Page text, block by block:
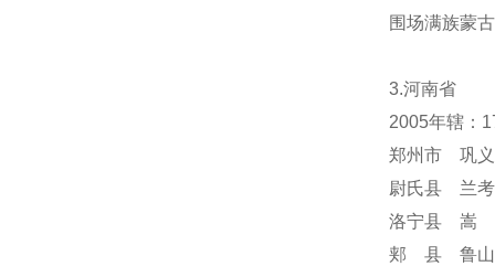
围场满族蒙
3.河南省
2005年辖：
郑州市 巩
尉氏县 兰
洛宁县 嵩
郏 县 鲁